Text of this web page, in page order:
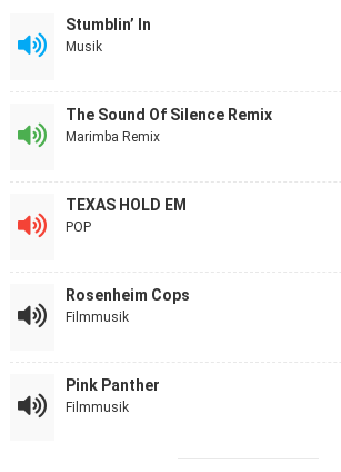
Stumblin’ In
Musik
The Sound Of Silence Remix
Marimba Remix
TEXAS HOLD EM
POP
Rosenheim Cops
Filmmusik
Pink Panther
Filmmusik